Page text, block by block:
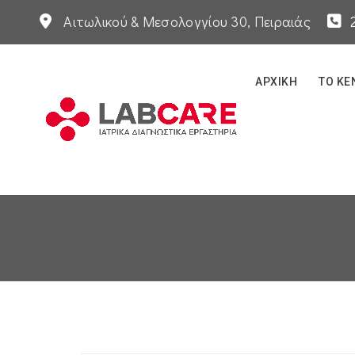
Αιτωλικού & Μεσολογγίου 30, Πειραιάς
ΑΡΧΙΚΉ ΤΟ